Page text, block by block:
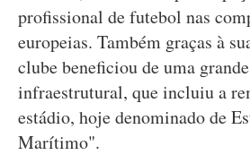
profissional de futebol nas
europeias. Também graças à
clube beneficiou de uma
infraestrutural, que incluiu a
estádio, hoje denominado de
Marítimo".